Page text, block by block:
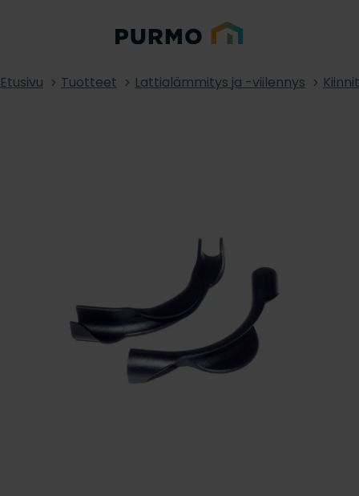
Etusivu Tuotteet Lattialämmitys ja -viilennys